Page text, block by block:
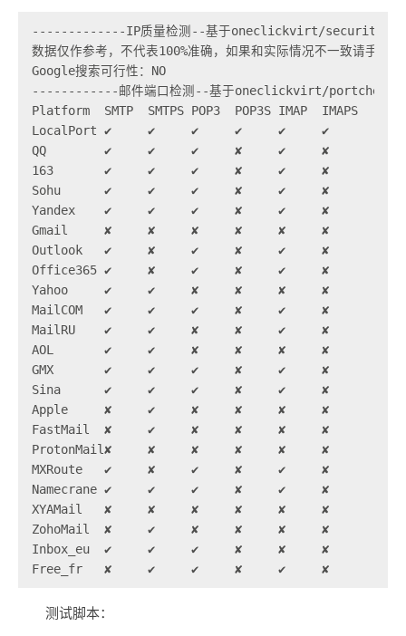
-------------IP质量检测--基于oneclickvirt/
数据仅作参考，不代表100%准确，如果和实际情况不一致请手动
Google搜索可行性：NO
------------邮件端口检测--基于oneclickvirt/
Platform  SMTP  SMTPS POP3  POP3S IMAP  IMAPS
LocalPort ✔     ✔     ✔     ✔     ✔     ✔
QQ        ✔     ✔     ✔     ✘     ✔     ✘
163       ✔     ✔     ✔     ✘     ✔     ✘
Sohu      ✔     ✔     ✔     ✘     ✔     ✘
Yandex    ✔     ✔     ✔     ✘     ✔     ✘
Gmail     ✘     ✘     ✘     ✘     ✘     ✘
Outlook   ✔     ✘     ✔     ✘     ✔     ✘
Office365 ✔     ✘     ✔     ✘     ✔     ✘
Yahoo     ✔     ✔     ✘     ✘     ✘     ✘
MailCOM   ✔     ✔     ✔     ✘     ✔     ✘
MailRU    ✔     ✔     ✘     ✘     ✔     ✘
AOL       ✔     ✔     ✘     ✘     ✘     ✘
GMX       ✔     ✔     ✔     ✘     ✔     ✘
Sina      ✔     ✔     ✔     ✘     ✔     ✘
Apple     ✘     ✔     ✘     ✘     ✘     ✘
FastMail  ✘     ✔     ✘     ✘     ✘     ✘
ProtonMail✘     ✘     ✘     ✘     ✘     ✘
MXRoute   ✔     ✘     ✔     ✘     ✔     ✘
Namecrane ✔     ✔     ✔     ✘     ✔     ✘
XYAMail   ✘     ✘     ✘     ✘     ✘     ✘
ZohoMail  ✘     ✔     ✘     ✘     ✘     ✘
Inbox_eu  ✔     ✔     ✔     ✘     ✘     ✘
Free_fr   ✘     ✔     ✔     ✘     ✔     ✘
测试脚本：